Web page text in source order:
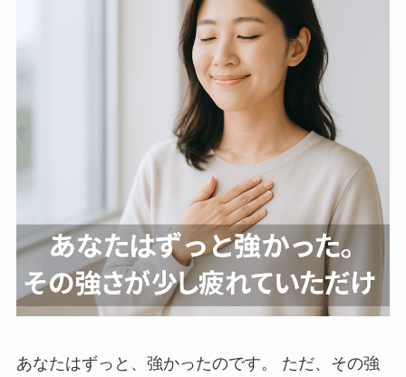
あなたはずっと、強かったのです。 ただ、その強